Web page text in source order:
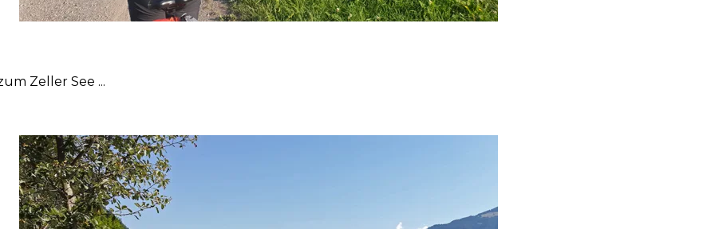
Zeller See ...